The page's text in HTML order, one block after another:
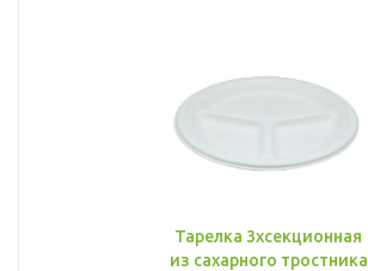
Тарелка 3хсекционная
из сахарного тростника